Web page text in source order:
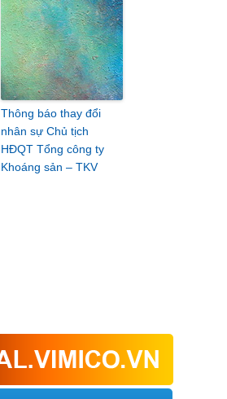
Thông báo thay đổi
nhân sự Chủ tịch
HĐQT Tổng công ty
Khoáng sản – TKV